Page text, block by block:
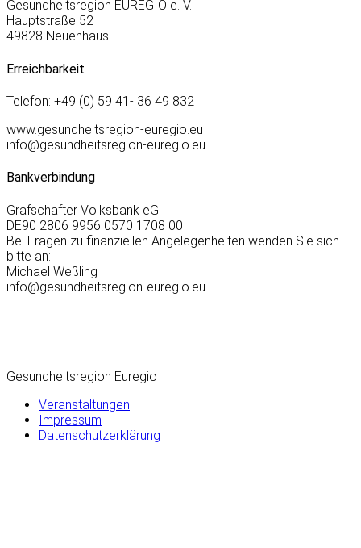
Gesundheitsregion EUREGIO e. V.
Hauptstraße 52
49828 Neuenhaus
Erreichbarkeit
Telefon: +49 (0) 59 41- 36 49 832
www.gesundheitsregion-euregio.eu
info@gesundheitsregion-euregio.eu
Bankverbindung
Grafschafter Volksbank eG
DE90 2806 9956 0570 1708 00
Bei Fragen zu finanziellen Angelegenheiten wenden Sie sich
bitte an:
Michael Weßling
info@gesundheitsregion-euregio.eu
Gesundheitsregion Euregio
Veranstaltungen
Impressum
Datenschutzerklärung